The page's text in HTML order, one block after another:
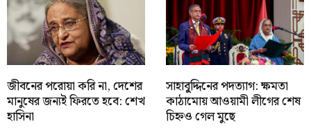
জীবনের পরোয়া করি না, দেশের
মানুষের জন্যই ফিরতে হবে: শেখ
হাসিনা
সাহাবু্দ্দিনের পদত্যাগ: ক্ষমতা
কাঠামোয় আওয়ামী লীগের শেষ
চিহ্নও গেল মুছে